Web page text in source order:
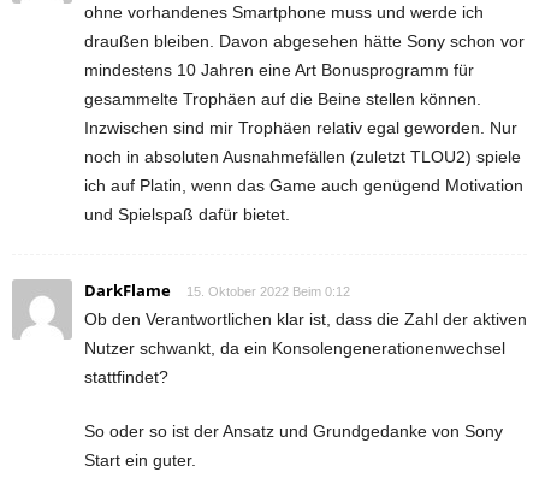
ohne vorhandenes Smartphone muss und werde ich
draußen bleiben. Davon abgesehen hätte Sony schon vor
mindestens 10 Jahren eine Art Bonusprogramm für
gesammelte Trophäen auf die Beine stellen können.
Inzwischen sind mir Trophäen relativ egal geworden. Nur
noch in absoluten Ausnahmefällen (zuletzt TLOU2) spiele
ich auf Platin, wenn das Game auch genügend Motivation
und Spielspaß dafür bietet.
DarkFlame 15. Oktober 2022 Beim 0:12
Ob den Verantwortlichen klar ist, dass die Zahl der aktiven
Nutzer schwankt, da ein Konsolengenerationenwechsel
stattfindet?
So oder so ist der Ansatz und Grundgedanke von Sony
Start ein guter.